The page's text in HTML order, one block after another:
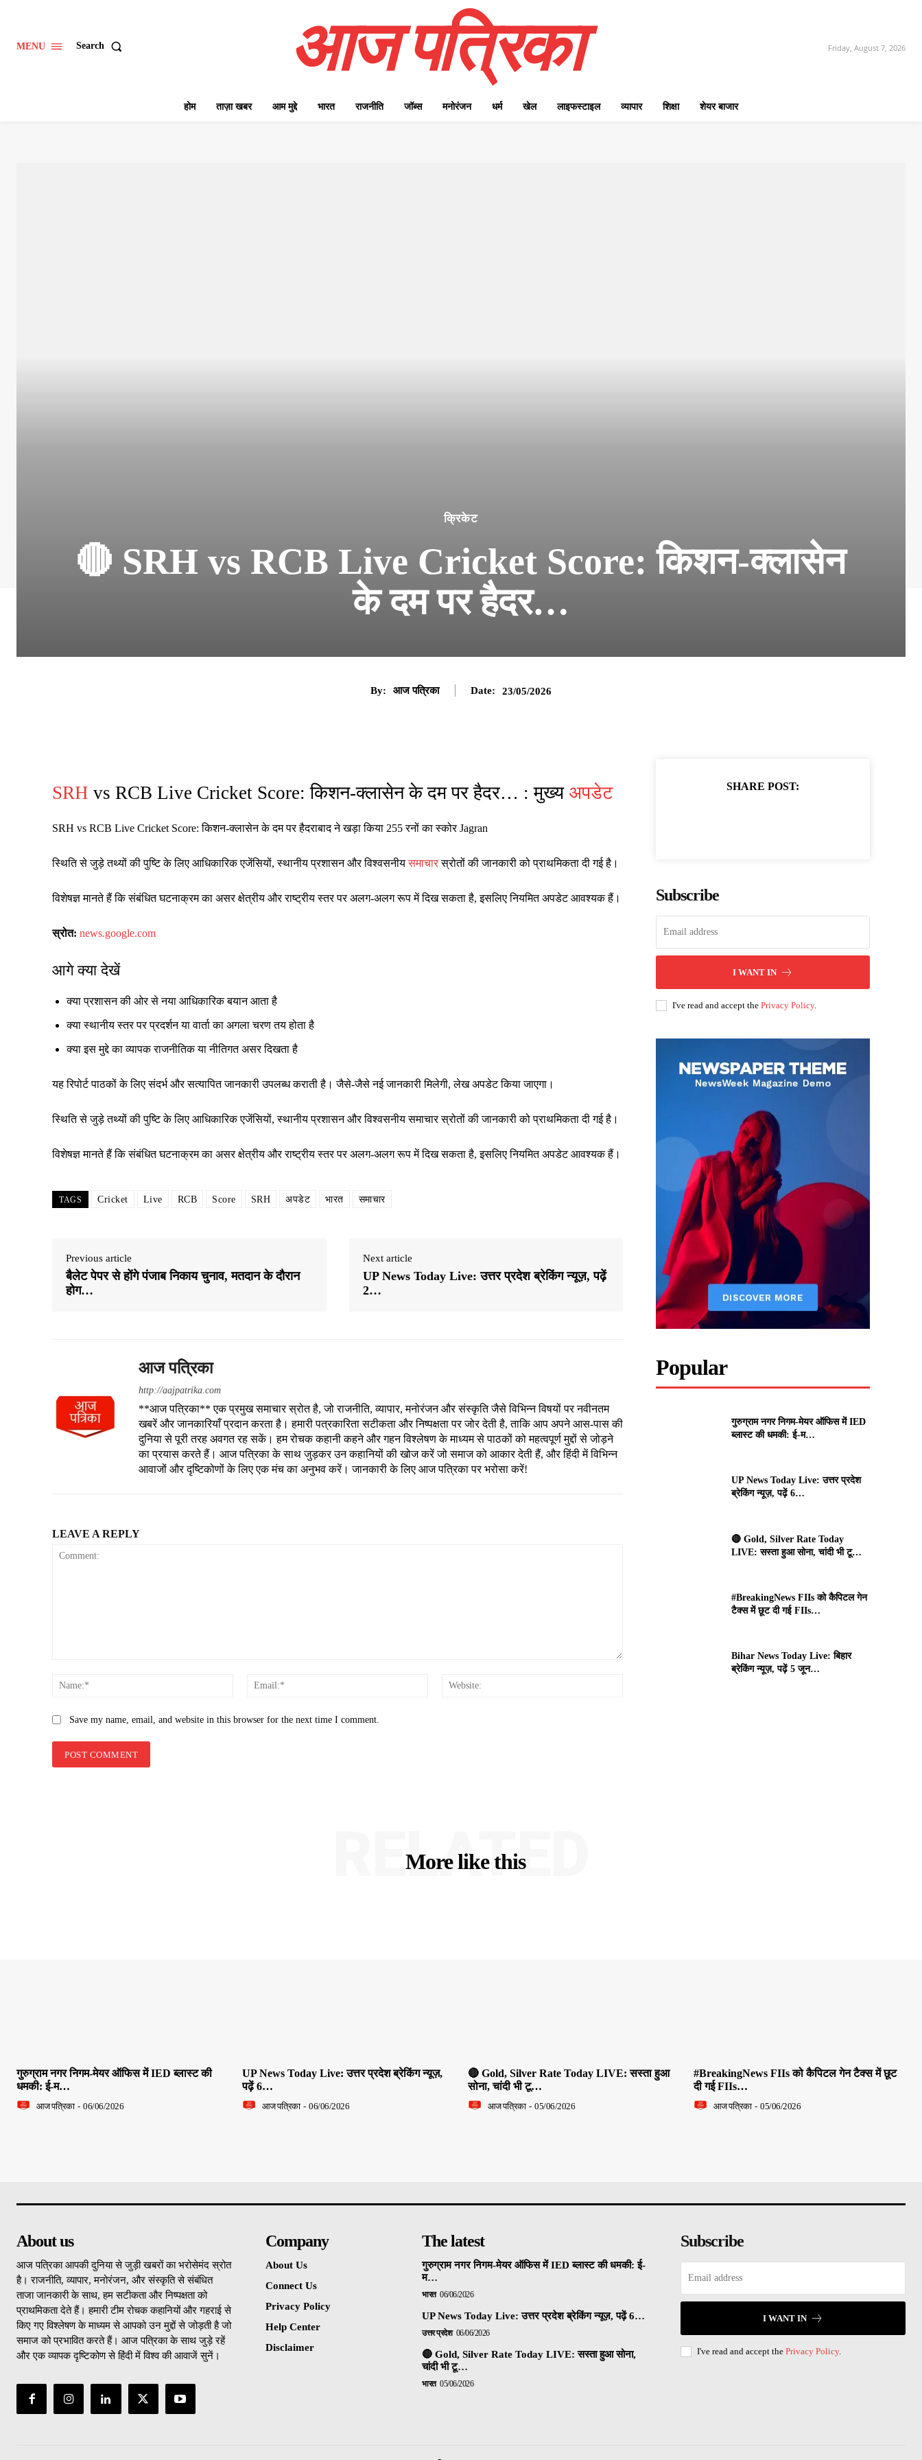
MENU Search आज पत्रिका Friday, August 7, 2026
होम ताज़ा खबर आम मुद्दे भारत राजनीति जॉब्स मनोरंजन धर्म खेल लाइफस्टाइल व्यापार शिक्षा शेयर बाजार
क्रिकेट
🔴 SRH vs RCB Live Cricket Score: किशन-क्लासेन
के दम पर हैदर…
By: आज पत्रिका Date: 23/05/2026
SRH vs RCB Live Cricket Score: किशन-क्लासेन के दम पर हैदर… : मुख्य अपडेट
SRH vs RCB Live Cricket Score: किशन-क्लासेन के दम पर हैदराबाद ने खड़ा किया 255 रनों का स्कोर Jagran
स्थिति से जुड़े तथ्यों की पुष्टि के लिए आधिकारिक एजेंसियों, स्थानीय प्रशासन और विश्वसनीयसमाचारस्रोतों की जानकारी को प्राथमिकता दी गई है।
विशेषज्ञ मानते हैं कि संबंधित घटनाक्रम का असर क्षेत्रीय और राष्ट्रीय स्तर पर अलग-अलग रूप में दिख सकता है, इसलिए नियमित अपडेट आवश्यक हैं।
स्रोत: news.google.com
आगे क्या देखें
क्या प्रशासन की ओर से नया आधिकारिक बयान आता है
क्या स्थानीय स्तर पर प्रदर्शन या वार्ता का अगला चरण तय होता है
क्या इस मुद्दे का व्यापक राजनीतिक या नीतिगत असर दिखता है
यह रिपोर्ट पाठकों के लिए संदर्भ और सत्यापित जानकारी उपलब्ध कराती है। जैसे-जैसे नई जानकारी मिलेगी, लेख अपडेट किया जाएगा।
स्थिति से जुड़े तथ्यों की पुष्टि के लिए आधिकारिक एजेंसियों, स्थानीय प्रशासन और विश्वसनीय समाचार स्रोतों की जानकारी को प्राथमिकता दी गई है।
विशेषज्ञ मानते हैं कि संबंधित घटनाक्रम का असर क्षेत्रीय और राष्ट्रीय स्तर पर अलग-अलग रूप में दिख सकता है, इसलिए नियमित अपडेट आवश्यक हैं।
TAGS Cricket Live RCB Score SRH अपडेट भारत समाचार
Previous article
बैलेट पेपर से होंगे पंजाब निकाय चुनाव, मतदान के दौरान
होग…
Next article
UP News Today Live: उत्तर प्रदेश ब्रेकिंग न्यूज़, पढ़ें
2…
आज पत्रिका
http://aajpatrika.com
**आज पत्रिका** एक प्रमुख समाचार स्रोत है, जो राजनीति, व्यापार, मनोरंजन और संस्कृति जैसे विभिन्न विषयों पर नवीनतम
खबरें और जानकारियाँ प्रदान करता है। हमारी पत्रकारिता सटीकता और निष्पक्षता पर जोर देती है, ताकि आप अपने आस-पास की
दुनिया से पूरी तरह अवगत रह सकें। हम रोचक कहानी कहने और गहन विश्लेषण के माध्यम से पाठकों को महत्वपूर्ण मुद्दों से जोड़ने
का प्रयास करते हैं। आज पत्रिका के साथ जुड़कर उन कहानियों की खोज करें जो समाज को आकार देती हैं, और हिंदी में विभिन्न
आवाजों और दृष्टिकोणों के लिए एक मंच का अनुभव करें। जानकारी के लिए आज पत्रिका पर भरोसा करें!
LEAVE A REPLY
Name:*
Email:*
Save my name, email, and website in this browser for the next time I comment.
SHARE POST:
Subscribe
I WANT IN
I've read and accept thePrivacy Policy.
Popular
गुरुग्राम नगर निगम-मेयर ऑफिस में IED
ब्लास्ट की धमकी: ई-म…
UP News Today Live: उत्तर प्रदेश
ब्रेकिंग न्यूज़, पढ़ें 6…
🔴 Gold, Silver Rate Today
LIVE: सस्ता हुआ सोना, चांदी भी टू…
#BreakingNews FIIs को कैपिटल गेन
टैक्स में छूट दी गई FIIs…
Bihar News Today Live: बिहार
ब्रेकिंग न्यूज़, पढ़ें 5 जून…
More like this
RELATED
गुरुग्राम नगर निगम-मेयर ऑफिस में IED ब्लास्ट की
धमकी: ई-म…
आज पत्रिका - 06/06/2026
UP News Today Live: उत्तर प्रदेश ब्रेकिंग न्यूज़,
पढ़ें 6…
आज पत्रिका - 06/06/2026
🔴 Gold, Silver Rate Today LIVE: सस्ता हुआ
सोना, चांदी भी टू…
आज पत्रिका - 05/06/2026
#BreakingNews FIIs को कैपिटल गेन टैक्स में छूट
दी गई FIIs…
आज पत्रिका - 05/06/2026
About us
आज पत्रिका आपकी दुनिया से जुड़ी खबरों का भरोसेमंद स्रोत
है। राजनीति, व्यापार, मनोरंजन, और संस्कृति से संबंधित
ताजा जानकारी के साथ, हम सटीकता और निष्पक्षता को
प्राथमिकता देते हैं। हमारी टीम रोचक कहानियों और गहराई से
किए गए विश्लेषण के माध्यम से आपको उन मुद्दों से जोड़ती है जो
समाज को प्रभावित करते हैं। आज पत्रिका के साथ जुड़े रहें
और एक व्यापक दृष्टिकोण से हिंदी में विश्व की आवाजें सुनें।
Company
About Us
Connect Us
Privacy Policy
Help Center
Disclaimer
The latest
गुरुग्राम नगर निगम-मेयर ऑफिस में IED ब्लास्ट की धमकी: ई-
म…
भारत 06/06/2026
UP News Today Live: उत्तर प्रदेश ब्रेकिंग न्यूज़, पढ़ें 6…
उत्तर प्रदेश 06/06/2026
🔴 Gold, Silver Rate Today LIVE: सस्ता हुआ सोना,
चांदी भी टू…
भारत 05/06/2026
Subscribe
I WANT IN
I've read and accept the Privacy Policy.